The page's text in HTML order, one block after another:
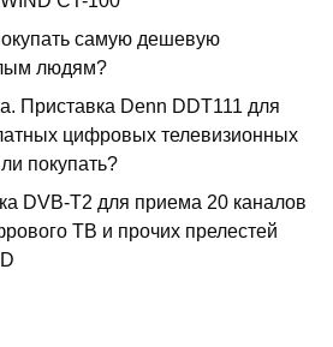
самую дешевую
людям?
Приставка Denn DDT111 для
цифровых телевизионных
покупать?
DVB-T2 для приема 20 каналов
ТВ и прочих прелестей